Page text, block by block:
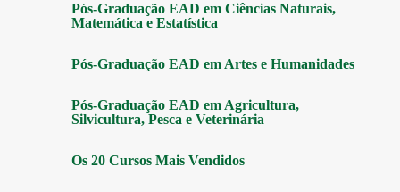
Pós-Graduação EAD em Ciências Naturais,
Matemática e Estatística
Pós-Graduação EAD em Artes e Humanidades
Pós-Graduação EAD em Agricultura,
Silvicultura, Pesca e Veterinária
Os 20 Cursos Mais Vendidos